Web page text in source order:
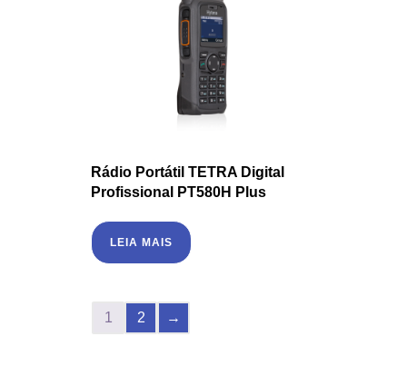
Rádio Portátil TETRA Digital
Profissional PT580H Plus
LEIA MAIS
1 2 →